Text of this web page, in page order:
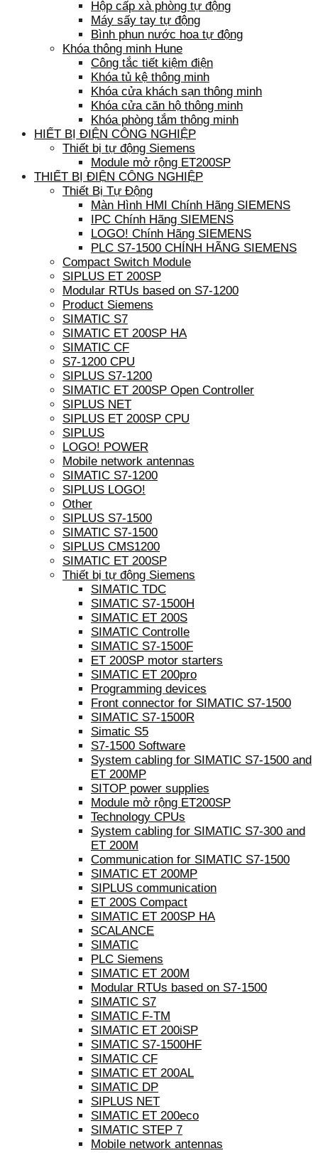
Hộp cấp xà phòng tự động
Máy sấy tay tự động
Bình phun nước hoa tự động
Khóa thông minh Hune
Công tắc tiết kiệm điện
Khóa tủ kệ thông minh
Khóa cửa khách sạn thông minh
Khóa cửa căn hộ thông minh
Khóa phòng tắm thông minh
HIẾT BỊ ĐIỆN CÔNG NGHIỆP
Thiết bị tự động Siemens
Module mở rộng ET200SP
THIẾT BỊ ĐIỆN CÔNG NGHIỆP
Thiết Bị Tự Động
Màn Hình HMI Chính Hãng SIEMENS
IPC Chính Hãng SIEMENS
LOGO! Chính Hãng SIEMENS
PLC S7-1500 CHÍNH HÃNG SIEMENS
Compact Switch Module
SIPLUS ET 200SP
Modular RTUs based on S7-1200
Product Siemens
SIMATIC S7
SIMATIC ET 200SP HA
SIMATIC CF
S7-1200 CPU
SIPLUS S7-1200
SIMATIC ET 200SP Open Controller
SIPLUS NET
SIPLUS ET 200SP CPU
SIPLUS
LOGO! POWER
Mobile network antennas
SIMATIC S7-1200
SIPLUS LOGO!
Other
SIPLUS S7-1500
SIMATIC S7-1500
SIPLUS CMS1200
SIMATIC ET 200SP
Thiết bị tự động Siemens
SIMATIC TDC
SIMATIC S7-1500H
SIMATIC ET 200S
SIMATIC Controlle
SIMATIC S7-1500F
ET 200SP motor starters
SIMATIC ET 200pro
Programming devices
Front connector for SIMATIC S7-1500
SIMATIC S7-1500R
Simatic S5
S7-1500 Software
System cabling for SIMATIC S7-1500 and
ET 200MP
SITOP power supplies
Module mở rộng ET200SP
Technology CPUs
System cabling for SIMATIC S7-300 and
ET 200M
Communication for SIMATIC S7-1500
SIMATIC ET 200MP
SIPLUS communication
ET 200S Compact
SIMATIC ET 200SP HA
SCALANCE
SIMATIC
PLC Siemens
SIMATIC ET 200M
Modular RTUs based on S7-1500
SIMATIC S7
SIMATIC F-TM
SIMATIC ET 200iSP
SIMATIC S7-1500HF
SIMATIC CF
SIMATIC ET 200AL
SIMATIC DP
SIPLUS NET
SIMATIC ET 200eco
SIMATIC STEP 7
Mobile network antennas